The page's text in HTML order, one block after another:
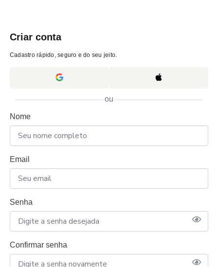
Criar conta
Cadastro rápido, seguro e do seu jeito.
ou
Nome
Email
Senha
Confirmar senha